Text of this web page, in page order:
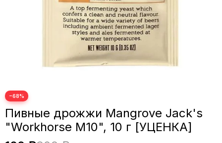
−68%
Пивные дрожжи Mangrove Jack's
"Workhorse M10", 10 г [УЦЕНКА]